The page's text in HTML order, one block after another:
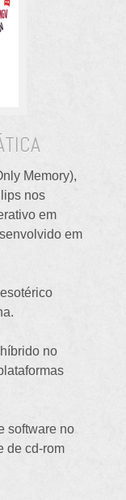
Memory),
nos
em
em
no
software no
de cd-rom